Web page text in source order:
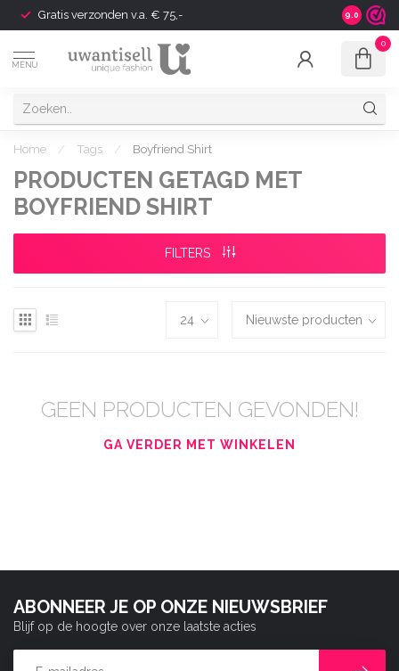
Gratis verzonden v.a. € 75,- Shipping
9.0
MENU
0
Home / Tags / Boyfriend Shirt
PRODUCTEN GETAGD MET
BOYFRIEND SHIRT
FILTERS
GEEN PRODUCTEN GEVONDEN!
GA VERDER MET WINKELEN
ABONNEER JE OP ONZE NIEUWSBRIEF
Blijf op de hoogte over onze laatste acties